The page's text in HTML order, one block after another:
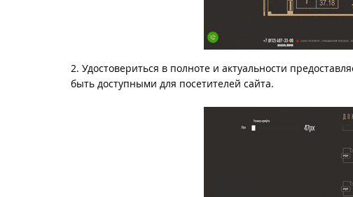
2. Удостовериться в полноте и актуальности
быть доступными для посетителей сайта.